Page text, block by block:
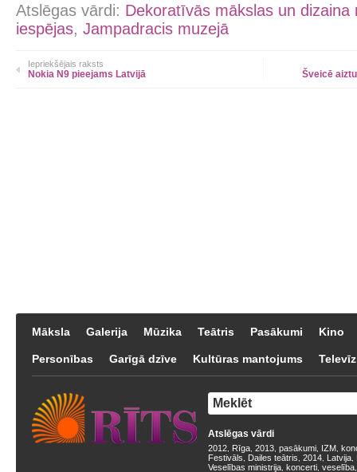
Atslēgas vārdi: Dekoratīvās mākslas un dizaina
iespējas, Jampadracis muzejā
Iepriekšējais raksts
Nokia N9 pieejams Latvijā Šveicē
Māksla Galerija Mūzika Teātris Pasākumi Kino
Personības Garīgā dzīve Kultūras mantojums
Atslēgas vārdi
2012 Rīga 2013 pasākumi IZM
Festivāls
Dailes teātris 2014 Latvija
Veselības ministrija koncerti veselība